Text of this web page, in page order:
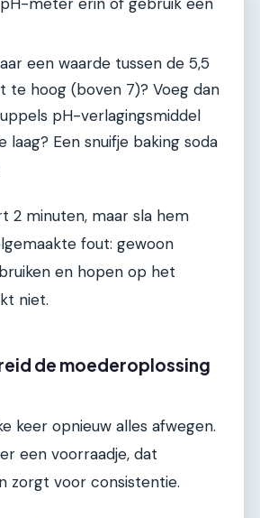
een waarde tussen de 5,5
te hoog (boven 7)? Voeg dan
pH-verlagingsmiddel
laag? Een snuifje baking soda
2 minuten, maar sla hem
fout: gewoon
en hopen op het
niet.
de moederoplossing
keer opnieuw alles afwegen.
een voorraadje, dat
zorgt voor consistentie.